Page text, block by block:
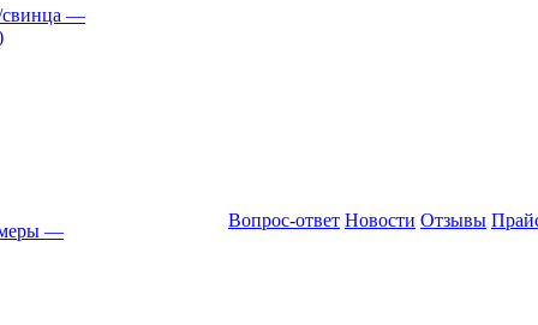
—
—
Вопрос-ответ Новости Отзывы